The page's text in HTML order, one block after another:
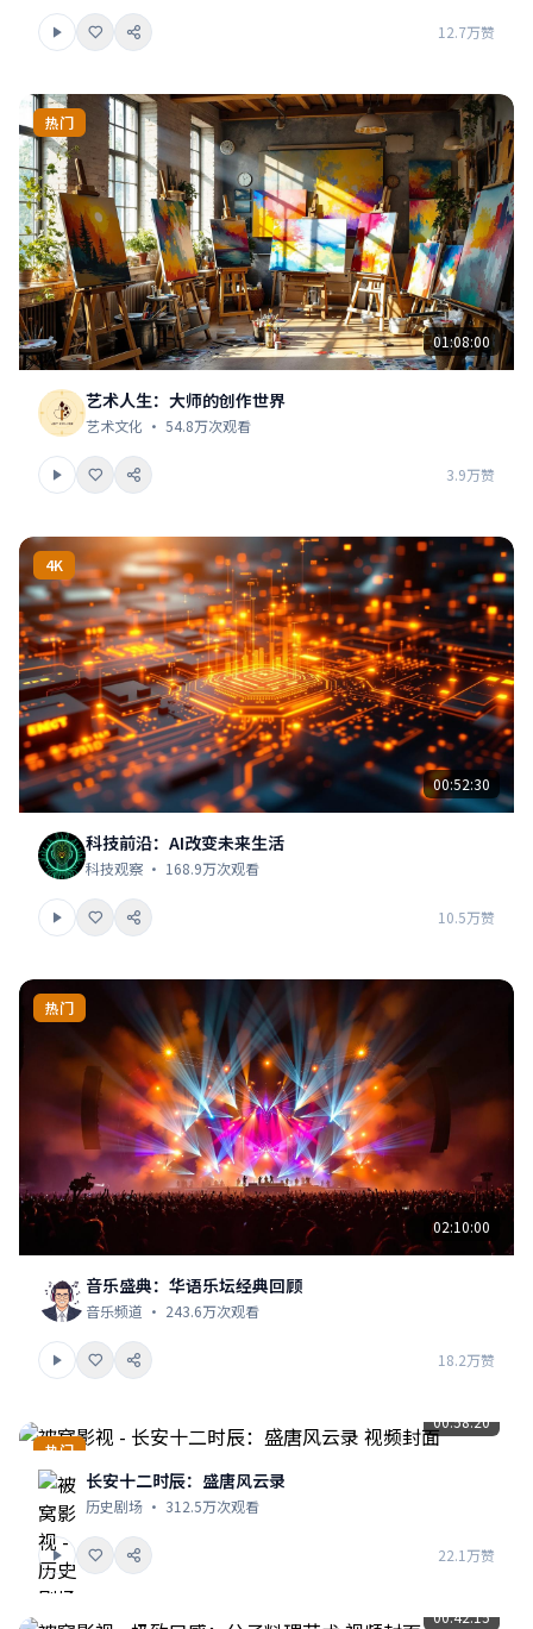
12.7万赞
热门
01:08:00
艺术人生：大师的创作世界
艺术文化 · 54.8万次观看
3.9万赞
4K
00:52:30
科技前沿：AI改变未来生活
科技观察 · 168.9万次观看
10.5万赞
热门
02:10:00
音乐盛典：华语乐坛经典回顾
音乐频道 · 243.6万次观看
18.2万赞
热门
00:58:20
长安十二时辰：盛唐风云录
历史剧场 · 312.5万次观看
22.1万赞
00:42:15